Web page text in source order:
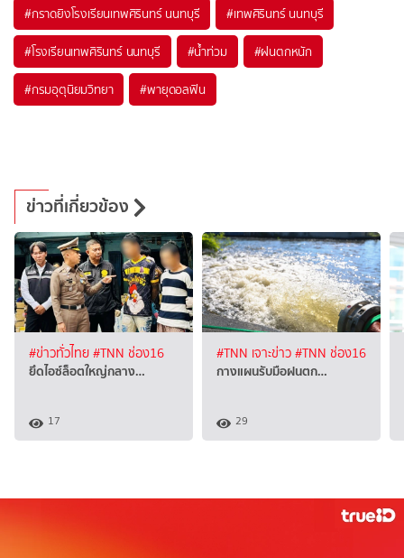
#กราดยิงโรงเรียนเทพศิรินทร์ นนทบุรี #เทพศิรินทร์ นนทบุรี
#โรงเรียนเทพศิรินทร์ นนทบุรี #น้ำท่วม #ฝนตกหนัก
#กรมอุตุนิยมวิทยา #พายุดอลฟิน
ข่าวที่เกี่ยวข้อง
#ข่าวทั่วไทย#TNN ช่อง16
ยึดไอซ์ล็อตใหญ่กลาง…
17
#TNN เจาะข่าว#TNN ช่อง16
กางแผน​รับมือฝนตก…
29